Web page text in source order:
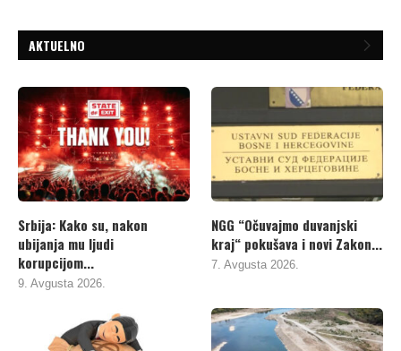
AKTUELNO
Srbija: Kako su, nakon
ubijanja mu ljudi
korupcijom...
9. Avgusta 2026.
NGG “Očuvajmo duvanjski
kraj“ pokušava i novi Zakon...
7. Avgusta 2026.